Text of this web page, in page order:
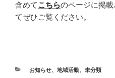
含めてこちらのページに掲
てぜひご覧ください。
カ
お知らせ、 地域活動、 未分類